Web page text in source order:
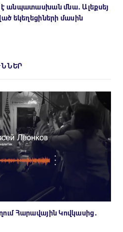
անպատասխան մնա․ Ալեքսեյ
եկեղեցիների մասին
Հարավային Կովկասից․